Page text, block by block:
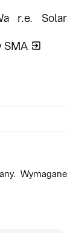
r.e. Solar
SMA
Wymagane